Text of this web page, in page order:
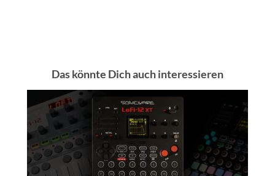
Das könnte Dich auch interessieren